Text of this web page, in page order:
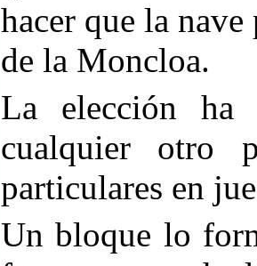
hacer que la
de la Moncloa.
La elección ha
cualquier otro
particulares en
Un bloque lo